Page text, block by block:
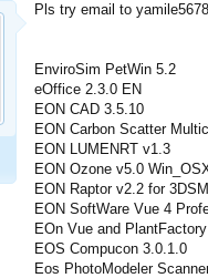
Pls try email to
EnviroSim PetWin 5.2
eOffice 2.3.0 EN
EON CAD 3.5.10
EON Carbon Scatter
EON LUMENRT v1.3
EON Ozone v5.0
EON Raptor v2.2 for
EON SoftWare Vue 4
EOn Vue and
EOS Compucon 3.0.1.0
Eos PhotoModeler